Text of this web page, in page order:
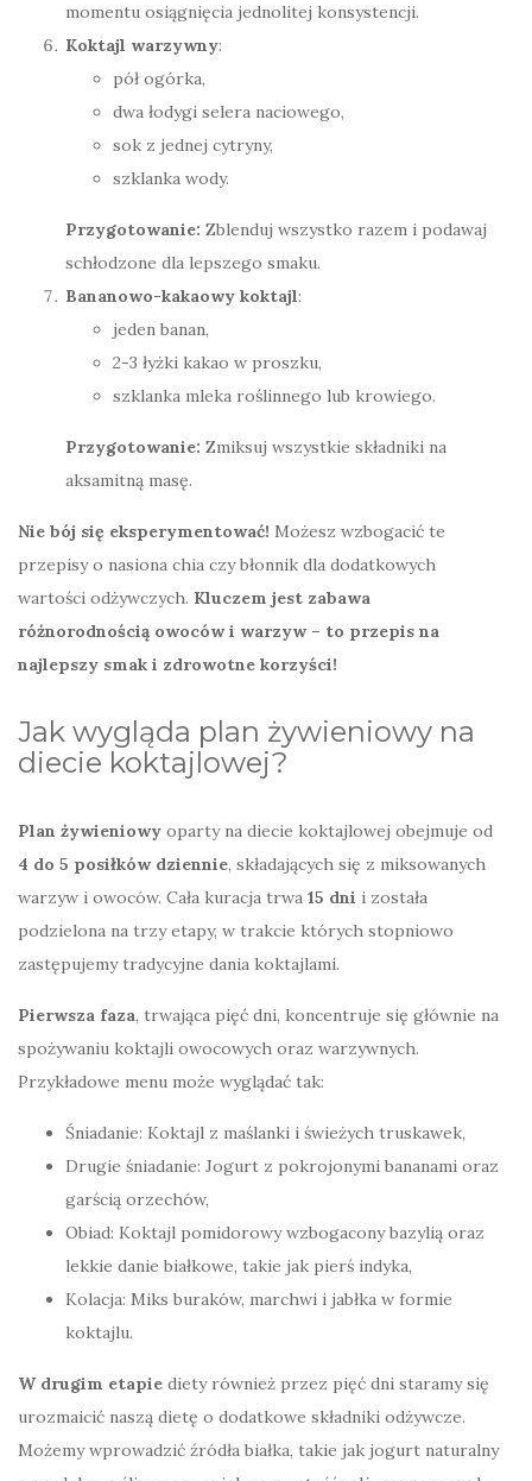
momentu osiągnięcia jednolitej konsystencji.
Koktajl warzywny:
pół ogórka,
dwa łodygi selera naciowego,
sok z jednej cytryny,
szklanka wody.
Przygotowanie: Zblenduj wszystko razem i podawaj
schłodzone dla lepszego smaku.
Bananowo-kakaowy koktajl:
jeden banan,
2-3 łyżki kakao w proszku,
szklanka mleka roślinnego lub krowiego.
Przygotowanie: Zmiksuj wszystkie składniki na
aksamitną masę.
Nie bój się eksperymentować! Możesz wzbogacić te
przepisy o nasiona chia czy błonnik dla dodatkowych
wartości odżywczych. Kluczem jest zabawa
różnorodnością owoców i warzyw – to przepis na
najlepszy smak i zdrowotne korzyści!
Jak wygląda plan żywieniowy na
diecie koktajlowej?
Plan żywieniowy oparty na diecie koktajlowej obejmuje od
4 do 5 posiłków dziennie, składających się z miksowanych
warzyw i owoców. Cała kuracja trwa 15 dni i została
podzielona na trzy etapy, w trakcie których stopniowo
zastępujemy tradycyjne dania koktajlami.
Pierwsza faza, trwająca pięć dni, koncentruje się głównie na
spożywaniu koktajli owocowych oraz warzywnych.
Przykładowe menu może wyglądać tak:
Śniadanie: Koktajl z maślanki i świeżych truskawek,
Drugie śniadanie: Jogurt z pokrojonymi bananami oraz
garścią orzechów,
Obiad: Koktajl pomidorowy wzbogacony bazylią oraz
lekkie danie białkowe, takie jak pierś indyka,
Kolacja: Miks buraków, marchwi i jabłka w formie
koktajlu.
W drugim etapie diety również przez pięć dni staramy się
urozmaicić naszą dietę o dodatkowe składniki odżywcze.
Możemy wprowadzić źródła białka, takie jak jogurt naturalny